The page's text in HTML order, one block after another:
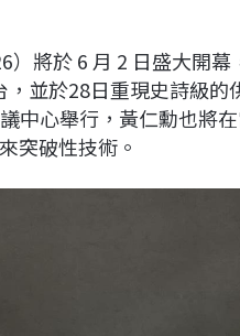
）將於 6 月 2 日盛大開
，並於28日重現史詩級
中心舉行，黃仁勳也將
突破性技術。